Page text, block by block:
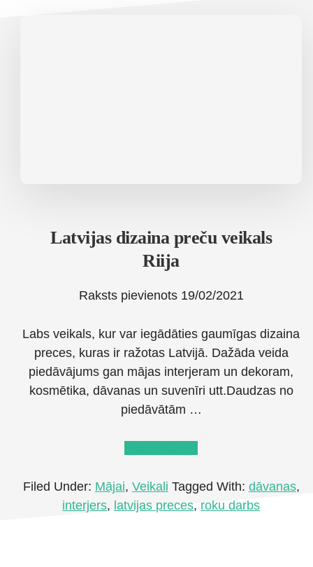
Latvijas dizaina preču veikals
Riija
Raksts pievienots 19/02/2021
Labs veikals, kur var iegādāties gaumīgas dizaina
preces, kuras ir ražotas Latvijā. Dažāda veida
piedāvājums gan mājas interjeram un dekoram,
kosmētika, dāvanas un suvenīri utt.Daudzas no
piedāvātām …
dizaina
preču
Filed Under: Mājai, Veikali Tagged With: dāvanas,
interjers, latvijas preces, roku darbs